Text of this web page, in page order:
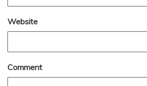
Website
Comment